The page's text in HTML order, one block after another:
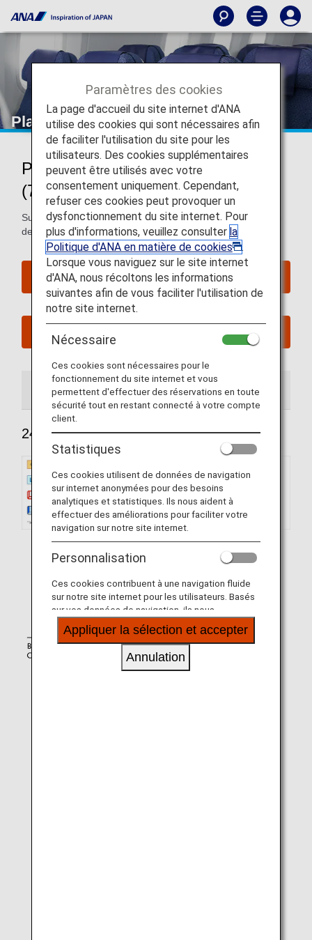
Plan de cabine du Boeing 787-9
Plan de cabine du Boeing 787-9
(789)
Sur cette page, vous trouverez des informations sur le plan
de cabine du Boeing 787-9 (789).
Réserver des sièges
246 sièges 215 sièges 206 sièges
246 sièges
Paramètres des cookies
La page d'accueil du site internet d'ANA
utilise des cookies qui sont nécessaires afin
de faciliter l'utilisation du site pour les
utilisateurs. Des cookies supplémentaires
peuvent être utilisés avec votre
consentement uniquement. Cependant,
refuser ces cookies peut provoquer un
dysfonctionnement du site internet. Pour
plus d'informations, veuillez consulter la
Politique d'ANA en matière de cookies
.
Lorsque vous naviguez sur le site internet
d'ANA, nous récoltons les informations
suivantes afin de vous faciliter l'utilisation de
notre site internet.
Nécessaire
Ces cookies sont nécessaires pour le
fonctionnement du site internet et vous
permettent d'effectuer des réservations en toute
sécurité tout en restant connecté à votre compte
client.
Statistiques
Ces cookies utilisent de données de navigation
sur internet anonymées pour des besoins
analytiques et statistiques. Ils nous aident à
effectuer des améliorations pour faciliter votre
navigation sur notre site internet.
Personnalisation
Ces cookies contribuent à une navigation fluide
sur notre site internet pour les utilisateurs. Basés
sur vos données de navigation, ils nous
permettent de fournir du contenu qui correspond
à vos intérêts personnels à travers nos sites
Appliquer la sélection et accepter
Annulation